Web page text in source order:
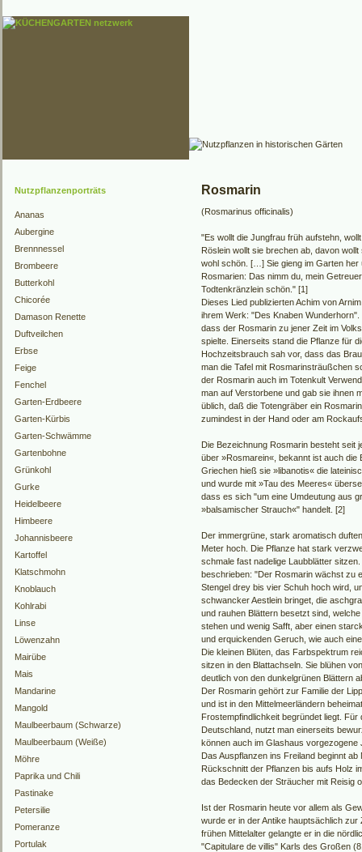
Nutzpflanzenporträts
Ananas
Aubergine
Brennnessel
Brombeere
Butterkohl
Chicorée
Damason Renette
Duftveilchen
Erbse
Feige
Fenchel
Garten-Erdbeere
Garten-Kürbis
Garten-Schwämme
Gartenbohne
Grünkohl
Gurke
Heidelbeere
Himbeere
Johannisbeere
Kartoffel
Klatschmohn
Knoblauch
Kohlrabi
Linse
Löwenzahn
Mairübe
Mais
Mandarine
Mangold
Maulbeerbaum (Schwarze)
Maulbeerbaum (Weiße)
Möhre
Paprika und Chili
Pastinake
Petersilie
Pomeranze
Portulak
Rosmarin
(Rosmarinus officinalis)
"Es wollt die Jungfrau früh aufstehn,
Röslein wollt sie brechen ab, davon
wohl schön. […] Sie gieng im Garten her
Rosmarien: Das nimm du, mein
Todtenkränzlein schön." [1]
Dieses Lied publizierten Achim von
ihrem Werk: "Des Knaben
dass der Rosmarin zu jener Zeit im
spielte. Einerseits stand die Pflanze für
Hochzeitsbrauch sah vor, dass das
man die Tafel mit Rosmarinsträußchen
der Rosmarin auch im Totenkult
man auf Verstorbene und gab sie ihnen
üblich, daß die Totengräber ein
zumindest in der Hand oder am
Die Bezeichnung Rosmarin besteht seit
über »Rosmarein«, bekannt ist auch die
Griechen hieß sie »libanotis« die
und wurde mit »Tau des Meeres«
dass es sich "um eine Umdeutung aus
»balsamischer Strauch«" handelt. [2]
Der immergrüne, stark aromatisch
Meter hoch. Die Pflanze hat stark
schmale fast nadelige Laubblätter
beschrieben: "Der Rosmarin wächst zu
Stengel drey bis vier Schuh hoch wird,
schwancker Aestlein bringet, die
und rauhen Blättern besetzt sind,
stehen und wenig Safft, aber einen
und erquickenden Geruch, wie auch
Die kleinen Blüten, das Farbspektrum
sitzen in den Blattachseln. Sie blühen
deutlich von den dunkelgrünen Blättern
Der Rosmarin gehört zur Familie der
und ist in den Mittelmeerländern
Frostempfindlichkeit begründet liegt. Für
Deutschland, nutzt man einerseits
können auch im Glashaus
Das Auspflanzen ins Freiland beginnt
Rückschnitt der Pflanzen bis aufs Holz
das Bedecken der Sträucher mit Reisig
Ist der Rosmarin heute vor allem als
wurde er in der Antike hauptsächlich
frühen Mittelalter gelangte er in die
"Capitulare de villis" Karls des Großen